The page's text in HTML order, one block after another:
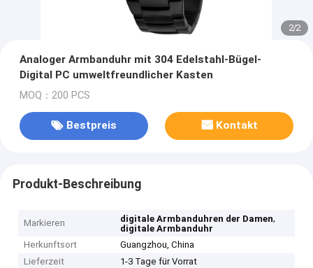
2/2
Analoger Armbanduhr mit 304 Edelstahl-Bügel-
Digital PC umweltfreundlicher Kasten
MOQ：200 PCS
Bestpreis Kontakt
Produkt-Beschreibung
Markieren digitale Armbanduhren der Damen,
digitale Armbanduhr
Herkunftsort
Guangzhou, China
Lieferzeit
1-3 Tage für Vorrat